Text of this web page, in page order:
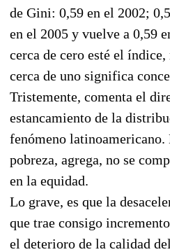
de Gini: 0,59 en el 2002;
en el 2005 y vuelve a 0,59
cerca de cero esté el
cerca de uno significa
Tristemente, comenta el
estancamiento de la
fenómeno
pobreza, agrega, no se
en la equidad.
Lo grave, es que la
que trae consigo
el deterioro de la calidad